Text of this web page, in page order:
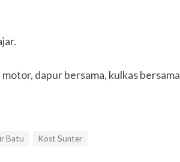
dapur bersama, kulkas bersama
Batu Kost Sunter